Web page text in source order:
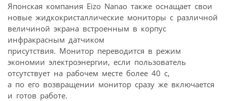
Японская компания Eizo Nanao также оснащает свои
новые жидкокристаллические мониторы с различной
величиной экрана встроенным в корпус
инфракрасным датчиком
присутствия. Монитор переводится в режим
экономии электроэнергии, если пользователь
отсутствует на рабочем месте более 40 с,
а по его возвращении монитор сразу же включается
и готов работе.